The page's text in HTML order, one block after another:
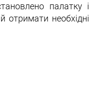
палатку і
отримати необхідні